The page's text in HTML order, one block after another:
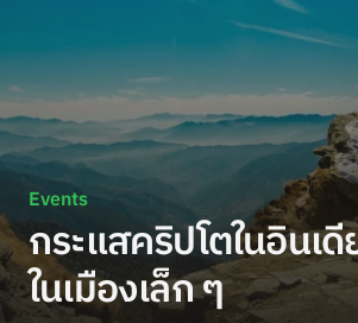
Events
กระแสคริปโตในอินเ
ในเมืองเล็ก ๆ